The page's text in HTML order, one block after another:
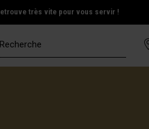
très vite pour vous servir !